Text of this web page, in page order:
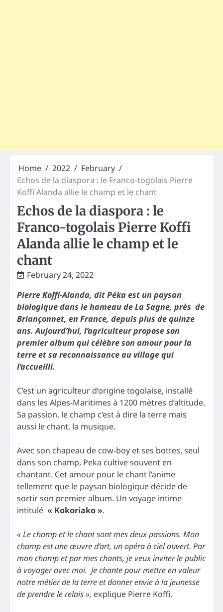
Home 2022
February
Echos de la diaspora : le Franco-togolais Pierre
Koffi Alanda allie le champ et le chant
Echos de la diaspora : le
Franco-togolais Pierre Koffi
Alanda allie le champ et le
chant
February 24, 2022
Pierre Koffi-Alanda, dit Péka est un paysan
biologique dans le hameau de La Sagne, près de
Briançonnet, en France, depuis plus de quinze
ans. Aujourd’hui, l’agriculteur propose son
premier album qui célèbre son amour pour la
terre et sa reconnaissance au village qui
l’accueilli.
C’est un agriculteur d’origine togolaise, installé
dans les Alpes-Maritimes à 1200 mètres d’altitude.
Sa passion, le champ c’est à dire la terre mais
aussi le chant, la musique.
Avec son chapeau de cow-boy et ses bottes, seul
dans son champ, Peka cultive souvent en
chantant. Cet amour pour le chant l’anime
tellement que le paysan biologique décide de
sortir son premier album. Un voyage intime
intitulé « Kokoriako ».
« Le champ et le chant sont mes deux passions. Mon
champ est une œuvre d’art, un opéra à ciel ouvert. Par
mon champ et par mes chants, je veux inviter le public
à voyager avec moi. Je chante pour mettre en valeur
notre métier de la terre et donner envie à la jeunesse
de prendre le relais », explique Pierre Koffi.